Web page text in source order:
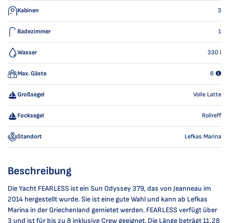
Kabinen 3
Badezimmer 1
Wasser 330 l
Max. Gäste 8
Großsegel Volle Latte
Focksegel Rollreff
Standort Lefkas Marina
Beschreibung
Die Yacht FEARLESS ist ein Sun Odyssey 379, das von Jeanneau im
2014 hergestellt wurde. Sie ist eine gute Wahl und kann ab Lefkas
Marina in der Griechenland gemietet werden. FEARLESS verfügt über
3 und ist für bis zu 8 inklusive Crew geeignet. Die Länge beträgt 11.28